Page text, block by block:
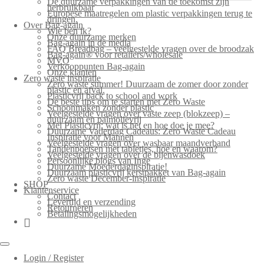
herbruikbaar
Europese maatregelen om plastic verpakkingen terug te
dringen.
Over Bag-again
Wie ben ik?
Onze duurzame merken
Bag-again in de media
FAQ Breadbag – veelgestelde vragen over de broodzak
Bag-again® voor retailers/wholesale
MVO
Verkooppunten Bag-again
Onze klanten
Zero waste inspiratie
Zero waste summer! Duurzaam de zomer door zonder
plastic en afval.
Plasticvrij back to school and work
De beste tips om te starten met Zero Waste
Schoonmaken zonder plastic
Veelgestelde vragen over vaste zeep (blokzeep) –
duurzaam en palmolievrij
Mei Plasticvrij: wat is het en hoe doe je mee?
Duurzame Vaderdag Cadeaus: Zero Waste Cadeau
Inspiratie voor Mannen
Veelgestelde vragen over wasbaar maandverband
Tandenpoetsen met tabletjes, hoe en waarom?
Veelgestelde vragen over de bijenwasdoek
Persoonlijke blogs van Inge
Duurzame Moederdaginspiratie!
Duurzaam plasticvrij kerstpakket van Bag-again
Zero waste December-inspiratie
SHOP
Klantenservice
Contact
Levertijd en verzending
Retourneren
Betalingsmogelijkheden
Login / Register